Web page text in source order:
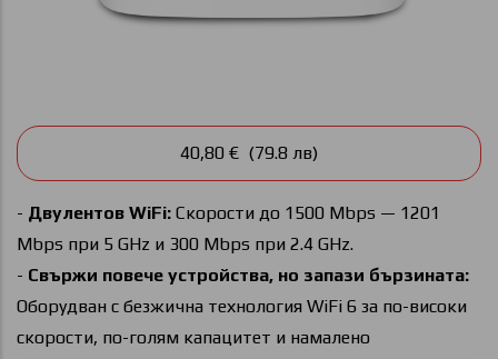
40,80 € (79.8 лв)
- Двулентов WiFi: Скорости до 1500 Mbps — 1201
Mbps при 5 GHz и 300 Mbps при 2.4 GHz.
- Свържи повече устройства, но запази бързината:
Оборудван с безжична технология WiFi 6 за по-високи
скорости, по-голям капацитет и намалено